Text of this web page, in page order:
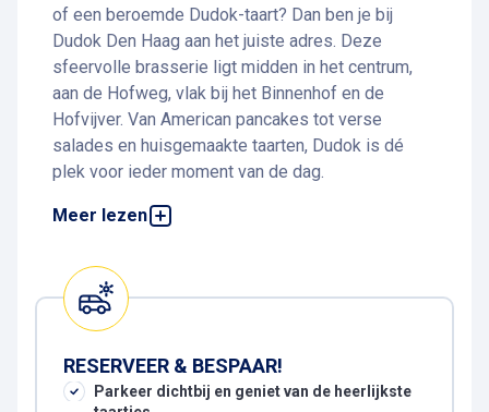
of een beroemde Dudok-taart? Dan ben je bij
Dudok Den Haag aan het juiste adres. Deze
sfeervolle brasserie ligt midden in het centrum,
aan de Hofweg, vlak bij het Binnenhof en de
Hofvijver. Van American pancakes tot verse
salades en huisgemaakte taarten, Dudok is dé
plek voor ieder moment van de dag.
Meer lezen
Combineer je bezoek met
ligt op slechts acht minuten lopen van Dudok en
biedt ruime, overdekte parkeerplaatsen midden in
het centrum van Den Haag.
je relaxed aan tafel schuift zonder parkeerstress.
RESERVEER & BESPAAR!
Parkeer dichtbij en geniet van de heerlijkste